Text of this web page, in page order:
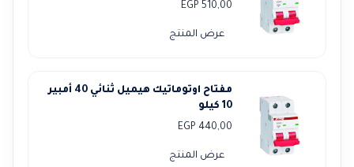
510,00
EGP
عرض المنتج
مفتاح اوتوماتيك هيميل ثنائي 40 أمبير
10 كيلو
440,00
EGP
عرض المنتج